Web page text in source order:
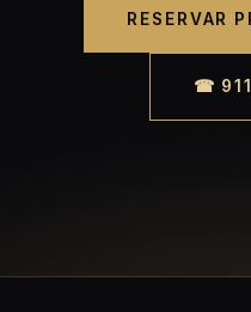
RESERVAR
☎